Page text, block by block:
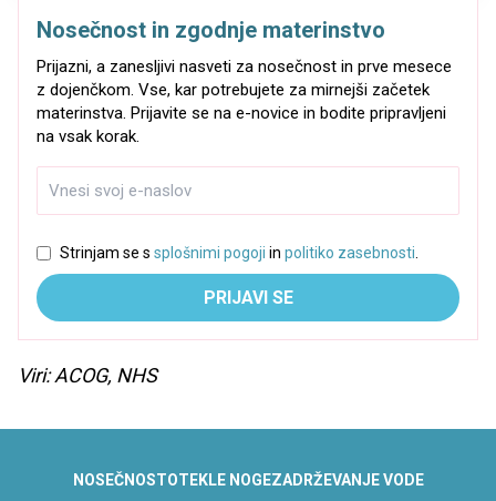
Nosečnost in zgodnje materinstvo
Prijazni, a zanesljivi nasveti za nosečnost in prve mesece
z dojenčkom. Vse, kar potrebujete za mirnejši začetek
materinstva. Prijavite se na e-novice in bodite pripravljeni
na vsak korak.
Strinjam se s splošnimi pogoji in politiko zasebnosti
PRIJAVI SE
Viri: ACOG, NHS
NOSEČNOSTOTEKLE NOGEZADRŽEVANJE VODE